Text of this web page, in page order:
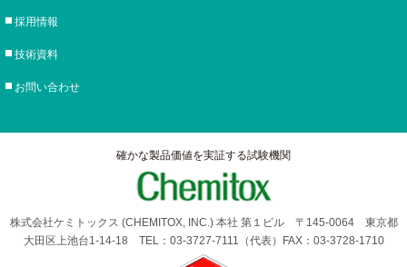
採用情報
技術資料
お問い合わせ
確かな製品価値を実証する試験機関
株式会社ケミトックス (CHEMITOX, INC.) 本社 第１ビル 〒145-0064 東京都
大田区上池台1-14-18 TEL：03-3727-7111（代表）FAX：03-3728-1710